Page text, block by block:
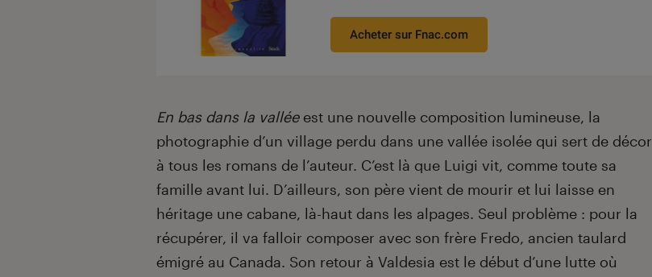
Acheter sur Fnac.com
En bas dans la valléeest une nouvelle composition lumineuse, la
photographie d’un village perdu dans une vallée isolée qui sert de décor
à tous les romans de l’auteur. C’est là que Luigi vit, comme toute sa
famille avant lui. D’ailleurs, son père vient de mourir et lui laisse en
héritage une cabane, là-haut dans les alpages. Seul problème : pour la
récupérer, il va falloir composer avec son frère Fredo, ancien taulard
émigré au Canada. Son retour à Valdesia est le début d’une lutte où